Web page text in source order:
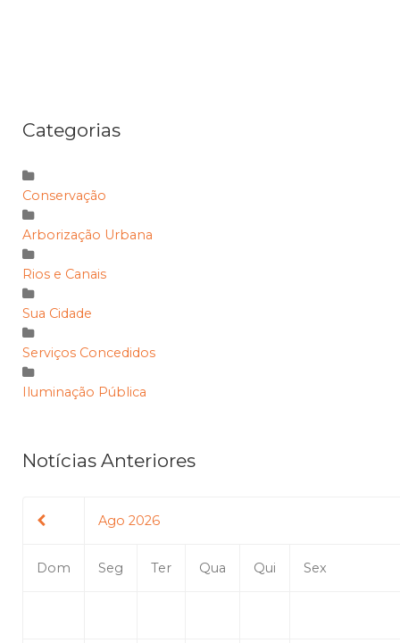
Categorias
Conservação
Arborização Urbana
Rios e Canais
Sua Cidade
Serviços Concedidos
Iluminação Pública
Notícias Anteriores
Ago 2026
Dom Seg Ter Qua Qui Sex